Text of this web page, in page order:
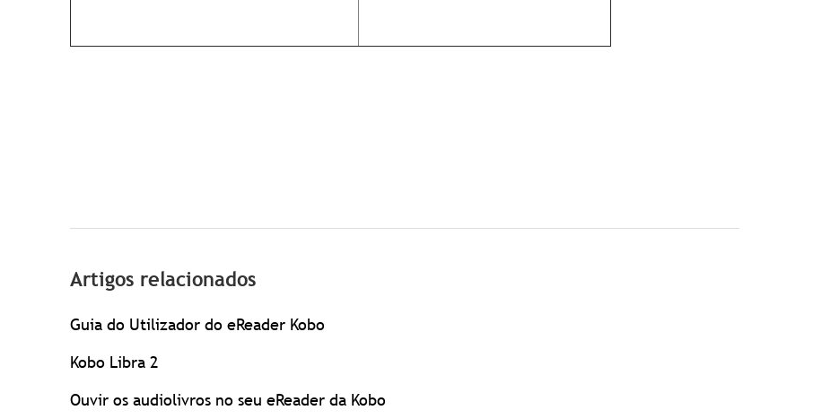
Artigos relacionados
Guia do Utilizador do eReader Kobo
Kobo Libra 2
Ouvir os audiolivros no seu eReader da Kobo